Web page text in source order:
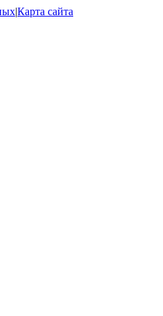
|Карта сайта